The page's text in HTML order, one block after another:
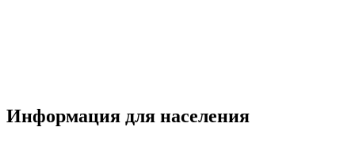
Информация для населения